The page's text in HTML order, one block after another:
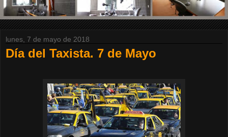
lunes, 7 de mayo de 2018
Día del Taxista. 7 de Mayo